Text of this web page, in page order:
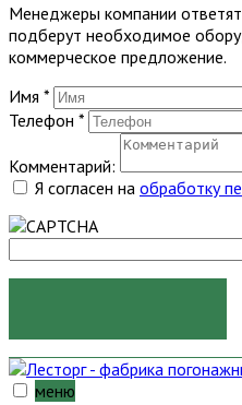
Менеджеры компании
подберут необходимое
коммерческое предложение.
Имя *
Телефон *
Комментарий:
Я согласен на обработку
меню